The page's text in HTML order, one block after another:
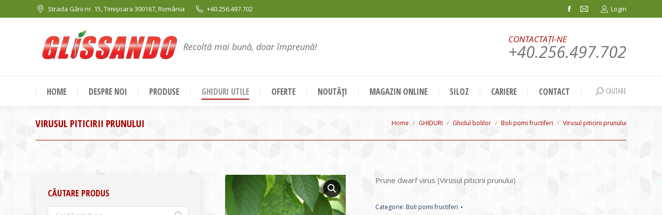
Strada Gării nr. 15, Timișoara 300167, România +40.256.497.702
Facebook
in
window
Mail
in
window
Login
Recoltă mai bună, doar împreună!
CONTACTAȚI-NE
+40.256.497.702
HOME DESPRE NOI PRODUSE GHIDURI UTILE OFERTE NOUTĂȚI MAGAZIN ONLINE SILOZ CARIERE CONTACT Search:
CĂUTARE
VIRUSUL PITICIRII PRUNULUI You are here:
Home GHIDURI Ghidul bolilor Boli pomi fructiferi Virusul piticirii prunului
Prune dwarf virus (Virusul piticirii prunului)
Categorie: Boli pomi fructiferi
CĂUTARE PRODUS